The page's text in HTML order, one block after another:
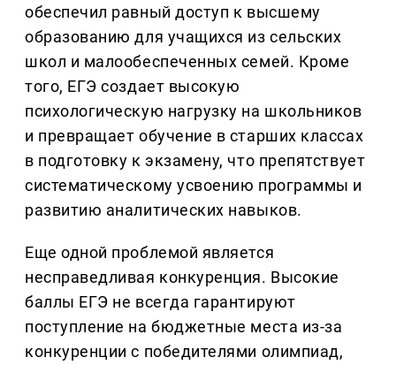
обеспечил равный доступ к высшему
образованию для учащихся из сельских
школ и малообеспеченных семей. Кроме
того, ЕГЭ создает высокую
психологическую нагрузку на школьников
и превращает обучение в старших классах
в подготовку к экзамену, что препятствует
систематическому усвоению программы и
развитию аналитических навыков.
Еще одной проблемой является
несправедливая конкуренция. Высокие
баллы ЕГЭ не всегда гарантируют
поступление на бюджетные места из-за
конкуренции с победителями олимпиад,